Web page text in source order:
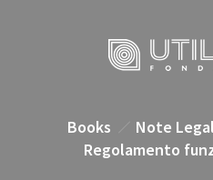
Books Note
Regolamento